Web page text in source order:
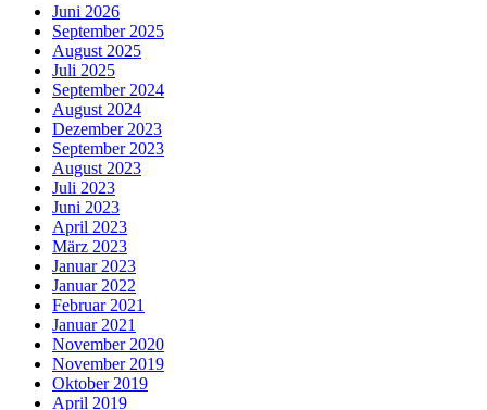
Juni 2026
September 2025
August 2025
Juli 2025
September 2024
August 2024
Dezember 2023
September 2023
August 2023
Juli 2023
Juni 2023
April 2023
März 2023
Januar 2023
Januar 2022
Februar 2021
Januar 2021
November 2020
November 2019
Oktober 2019
April 2019